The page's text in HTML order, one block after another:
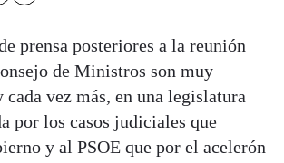
prensa posteriores a la reunión
de Ministros son muy
vez más, en una legislatura
por los casos judiciales que
y al PSOE que por el acelerón